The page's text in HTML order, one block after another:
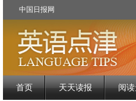
中国日报网
首页 天天读报 阅